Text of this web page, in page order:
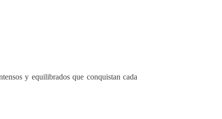
y equilibrados que conquistan cada